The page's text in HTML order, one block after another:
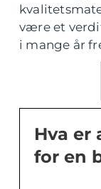
være et
i mange år
Hva er
for en